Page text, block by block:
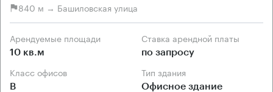
840 м → Башиловская улица
Арендуемые площади
10 кв.м
Ставка арендной платы
по запросу
Класс офисов
B
Тип здания
Офисное здание